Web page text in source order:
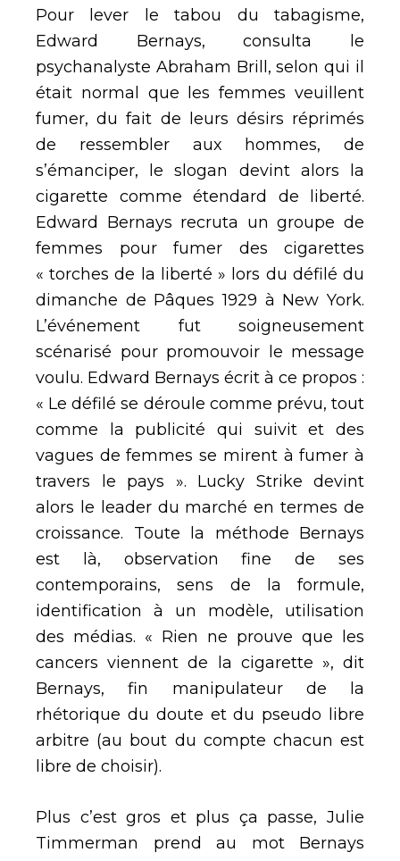
Pour lever le tabou du tabagisme,
Edward Bernays, consulta le
psychanalyste Abraham Brill, selon qui il
était normal que les femmes veuillent
fumer, du fait de leurs désirs réprimés
de ressembler aux hommes, de
s’émanciper, le slogan devint alors la
cigarette comme étendard de liberté.
Edward Bernays recruta un groupe de
femmes pour fumer des cigarettes
« torches de la liberté » lors du défilé du
dimanche de Pâques 1929 à New York.
L’événement fut soigneusement
scénarisé pour promouvoir le message
voulu. Edward Bernays écrit à ce propos :
« Le défilé se déroule comme prévu, tout
comme la publicité qui suivit et des
vagues de femmes se mirent à fumer à
travers le pays ». Lucky Strike devint
alors le leader du marché en termes de
croissance. Toute la méthode Bernays
est là, observation fine de ses
contemporains, sens de la formule,
identification à un modèle, utilisation
des médias. « Rien ne prouve que les
cancers viennent de la cigarette », dit
Bernays, fin manipulateur de la
rhétorique du doute et du pseudo libre
arbitre (au bout du compte chacun est
libre de choisir).
Plus c’est gros et plus ça passe, Julie
Timmerman prend au mot Bernays